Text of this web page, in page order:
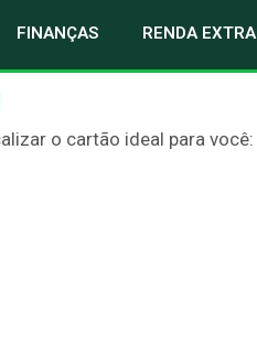
FINANÇAS RENDA EXTRA
o cartão ideal para você: